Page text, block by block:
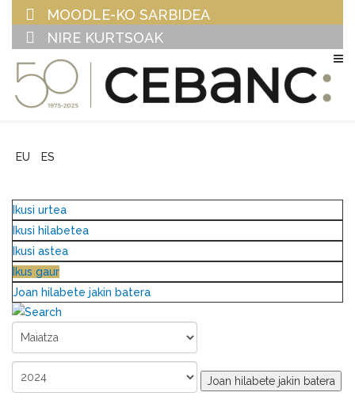
MOODLE-KO SARBIDEA
NIRE KURTSOAK
EU ES
Ikusi urtea
Ikusi hilabetea
Ikusi astea
Ikus gaur
Joan hilabete jakin batera
Joan hilabete jakin batera